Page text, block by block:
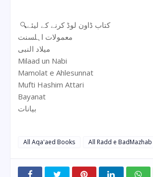
🔍کتاب ڈاون لوڈ کرنے کے لیئے
معمولات اہلسنت
میلاد النبی
Milaad un Nabi
Mamolat e Ahlesunnat
Mufti Hashim Attari
Bayanat
بیانات
All Aqa'aed Books All Radd e